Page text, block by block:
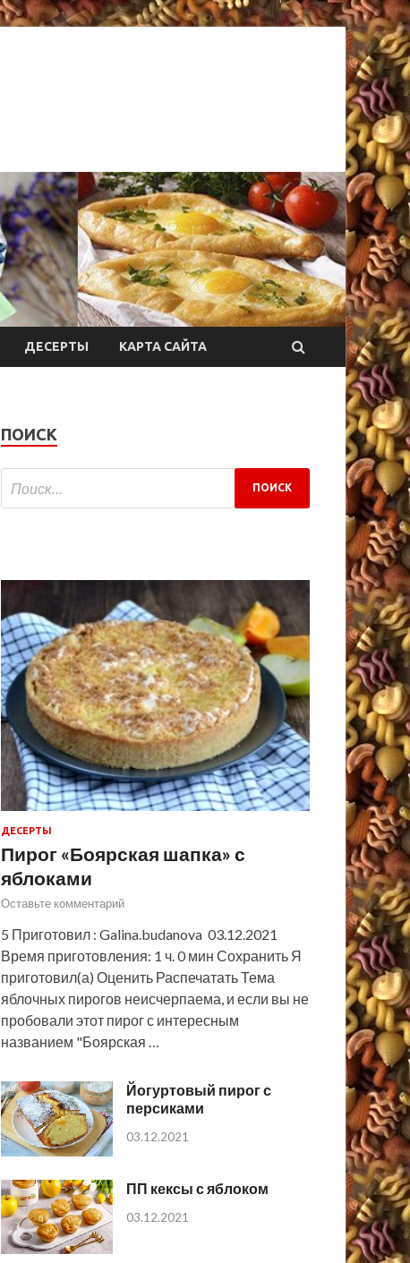
ДЕСЕРТЫ КАРТА САЙТА
ПОИСК
ДЕСЕРТЫ
Пирог «Боярская шапка» с
яблоками
Оставьте комментарий
5 Приготовил : Galina.budanova 03.12.2021
Время приготовления: 1 ч. 0 мин Сохранить Я
приготовил(а) Оценить Распечатать Тема
яблочных пирогов неисчерпаема, и если вы не
пробовали этот пирог с интересным
названием "Боярская …
Йогуртовый пирог с
персиками
03.12.2021
ПП кексы с яблоком
03.12.2021